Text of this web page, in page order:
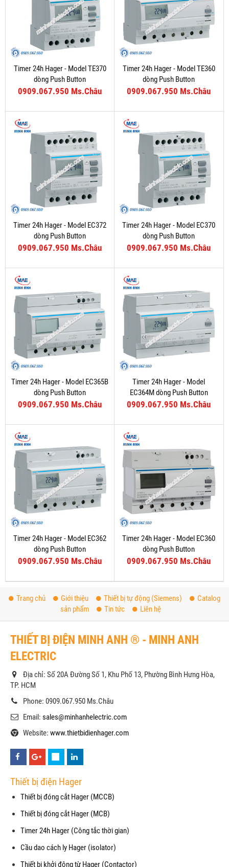
Timer 24h Hager - Model TE370
dòng Push Button
0909.067.950 Ms.Châu
Timer 24h Hager - Model TE360
dòng Push Button
0909.067.950 Ms.Châu
Timer 24h Hager - Model EC372
dòng Push Button
0909.067.950 Ms.Châu
Timer 24h Hager - Model EC370
dòng Push Button
0909.067.950 Ms.Châu
Timer 24h Hager - Model EC365B
dòng Push Button
0909.067.950 Ms.Châu
Timer 24h Hager - Model
EC364M dòng Push Button
0909.067.950 Ms.Châu
Timer 24h Hager - Model EC362
dòng Push Button
0909.067.950 Ms.Châu
Timer 24h Hager - Model EC360
dòng Push Button
0909.067.950 Ms.Châu
Trang chủ Giới thiệu Thiết bị tự động (Siemens)
Catalog
sản phẩm
Tin tức Liên hệ
THIẾT BỊ ĐIỆN MINH ANH ® - MINH ANH
ELECTRIC
Địa chỉ: Số 20A Đường Số 1, Khu Phố 13, Phường Bình Hưng Hòa,
TP. HCM
Phone: 0909.067.950 Ms.Châu
Email: sales@minhanhelectric.com
Website: www.thietbidienhager.com
Thiết bị điện Hager
Thiết bị đóng cắt Hager (MCCB)
Thiết bị đóng cắt Hager (MCB)
Timer 24h Hager (Công tắc thời gian)
Cầu dao cách ly Hager (isolator)
Thiết bị khởi động từ Hager (Contactor)